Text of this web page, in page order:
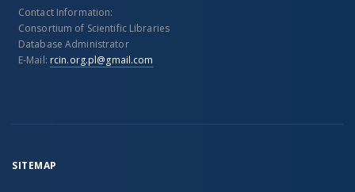
Contact Information:
Consortium of Scientific Libraries
Database Administrator
E-Mail: rcin.org.pl@gmail.com
SITEMAP